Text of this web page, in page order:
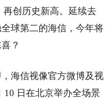
再创历史新高。延续去
球第二的海信，今年将
？
海信视像官方微博及视
10 日在北京举办全场景